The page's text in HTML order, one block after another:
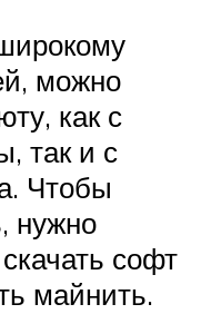
можно
как с
так и с
Чтобы
нужно
софт
майнить.